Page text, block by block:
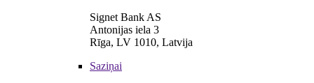
Signet Bank AS
Antonijas iela 3
Rīga, LV 1010, Latvija
Saziņai